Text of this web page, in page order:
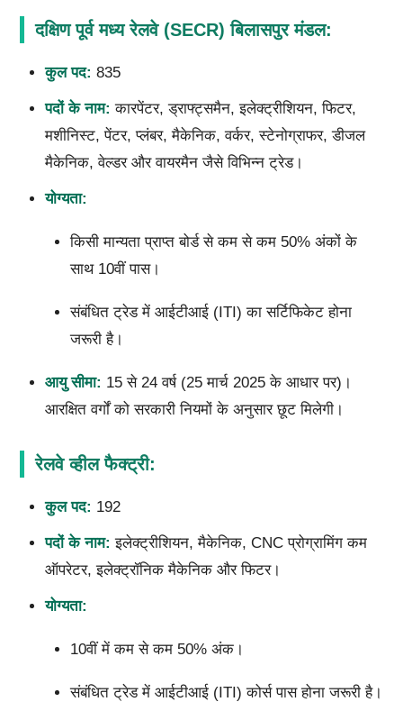
दक्षिण पूर्व मध्य रेलवे (SECR) बिलासपुर मंडल:
कुल पद: 835
पदों के नाम: कारपेंटर, ड्राफ्ट्समैन, इलेक्ट्रीशियन, फिटर,
मशीनिस्ट, पेंटर, प्लंबर, मैकेनिक, वर्कर, स्टेनोग्राफर, डीजल
मैकेनिक, वेल्डर और वायरमैन जैसे विभिन्न ट्रेड।
योग्यता:
किसी मान्यता प्राप्त बोर्ड से कम से कम 50% अंकों के
साथ 10वीं पास।
संबंधित ट्रेड में आईटीआई (ITI) का सर्टिफिकेट होना
जरूरी है।
आयु सीमा: 15 से 24 वर्ष (25 मार्च 2025 के आधार पर)।
आरक्षित वर्गों को सरकारी नियमों के अनुसार छूट मिलेगी।
रेलवे व्हील फैक्ट्री:
कुल पद: 192
पदों के नाम: इलेक्ट्रीशियन, मैकेनिक, CNC प्रोग्रामिंग कम
ऑपरेटर, इलेक्ट्रॉनिक मैकेनिक और फिटर।
योग्यता:
10वीं में कम से कम 50% अंक।
संबंधित ट्रेड में आईटीआई (ITI) कोर्स पास होना जरूरी है।